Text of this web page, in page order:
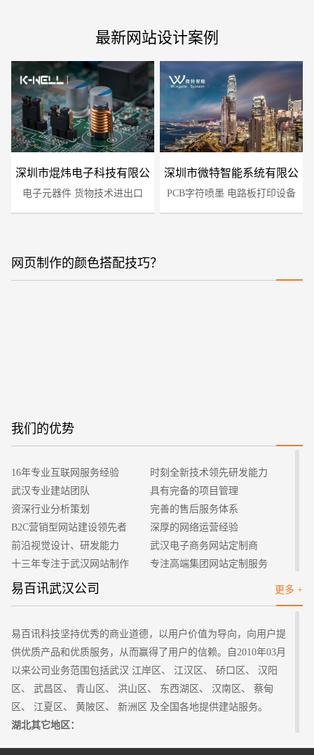
最新网站设计案例
深圳市焜炜电子科技有限公
司
电子元器件 货物技术进出口
深圳市微特智能系统有限公
司
PCB字符喷墨 电路板打印设备
网页制作的颜色搭配技巧？
我们的优势
16年专业互联网服务经验
武汉专业建站团队
资深行业分析策划
B2C营销型网站建设领先者
前沿视觉设计、研发能力
十三年专注于武汉网站制作
客户的满意是我们唯一的宗旨
时刻全新技术领先研发能力
具有完备的项目管理
完善的售后服务体系
深厚的网络运营经验
武汉电子商务网站定制商
专注高端集团网站定制服务
更多 +
易百讯武汉公司
易百讯科技坚持优秀的商业道德，以用户价值为导向，向用户提
供优质产品和优质服务，从而赢得了用户的信赖。自2010年03月
以来公司业务范围包括武汉 江岸区、 江汉区、 硚口区、 汉阳
区、 武昌区、 青山区、 洪山区、 东西湖区、 汉南区、 蔡甸
区、 江夏区、 黄陂区、 新洲区 及全国各地提供建站服务。
湖北其它地区：
招标项目